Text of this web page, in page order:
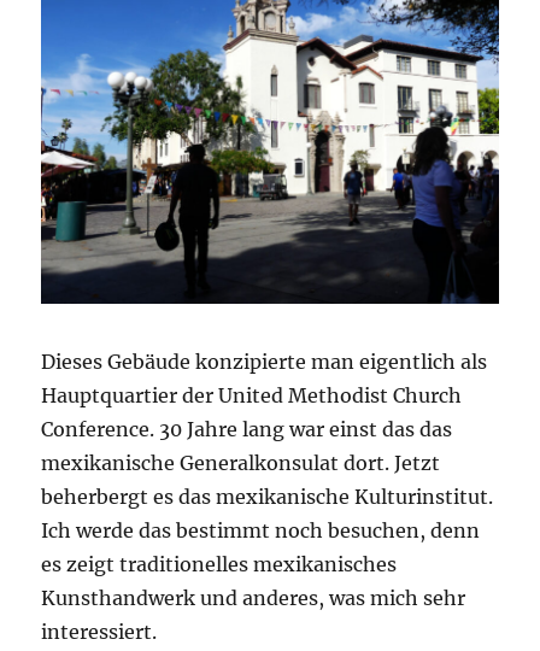
Dieses Gebäude konzipierte man eigentlich als
Hauptquartier der United Methodist Church
Conference. 30 Jahre lang war einst das das
mexikanische Generalkonsulat dort. Jetzt
beherbergt es das mexikanische Kulturinstitut.
Ich werde das bestimmt noch besuchen, denn
es zeigt traditionelles mexikanisches
Kunsthandwerk und anderes, was mich sehr
interessiert.